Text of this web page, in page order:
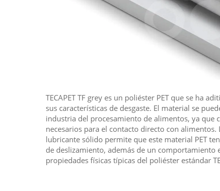
TECAPET TF grey es un poliéster PET que se ha
sus características de desgaste. El material se puede utilizar en muchas áreas de la
industria del procesamiento de alimentos, ya que
necesarios para el contacto directo con alimentos. La adición de PTFE como
lubricante sólido permite que este material PET
de deslizamiento, además de un comportamiento
propiedades físicas típicas del poliéster estándar